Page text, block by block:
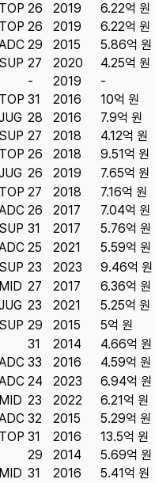
TOP 26 2019 6.22억 원
TOP 26 2019 6.22억 원
29 2015 5.86억 원
SUP 27 2020 4.25억 원
- 2019 -
TOP 31 2016 10억 원
28 2016 7.9억 원
SUP 27 2018 4.12억 원
TOP 26 2018 9.51억 원
26 2019 7.65억 원
TOP 27 2018 7.16억 원
26 2017 7.04억 원
SUP 31 2017 5.76억 원
25 2021 5.59억 원
SUP 23 2023 9.46억 원
MID 27 2017 6.36억 원
23 2021 5.25억 원
SUP 29 2015 5억 원
31 2014 4.66억 원
33 2016 4.59억 원
24 2023 6.94억 원
MID 23 2022 6.21억 원
32 2015 5.29억 원
TOP 31 2016 13.5억 원
29 2014 5.69억 원
MID 31 2016 5.41억 원